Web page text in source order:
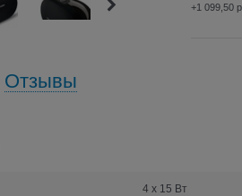
+1 099,50
Отзывы
4 х 15 Вт